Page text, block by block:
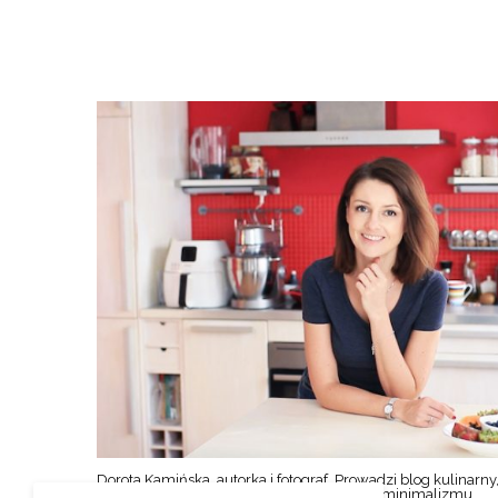
Dorota Kamińska, autorka i fotograf. Prowadzi blog
styl życia w duchu prostoty, oszczędności i minimalizmu.